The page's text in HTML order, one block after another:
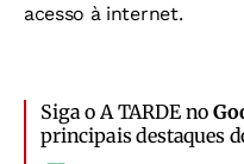
acesso à internet.
Siga o A TARDE no
principais destaques